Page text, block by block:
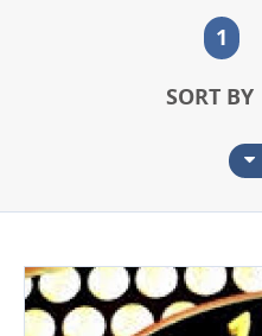
1
SORT BY